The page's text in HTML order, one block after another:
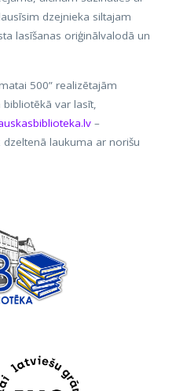
dzejnieka siltajam
lasīšanas oriģinālvalodā un
500” realizētajām
var lasīt,
–
dzeltenā laukuma ar norišu